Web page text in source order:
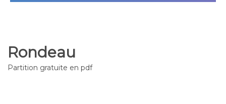
Rondeau
Partition gratuite en pdf